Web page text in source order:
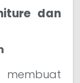
dan
membuat